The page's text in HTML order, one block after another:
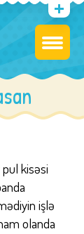
kisəsi
işlə
olanda